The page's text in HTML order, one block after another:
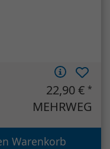
22,90 € *
MEHRWEG
Sugar
Warenkorb